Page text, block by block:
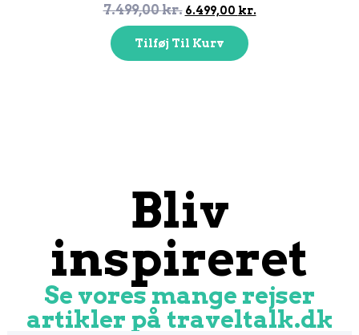
7.499,00kr. 6.499,00 kr.
Tilføj Til Kurv
Bliv
inspireret
Se vores mange rejser
artikler på traveltalk.dk